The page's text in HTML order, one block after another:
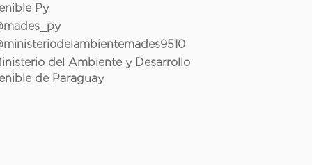
Py
del Ambiente y Desarrollo
de Paraguay